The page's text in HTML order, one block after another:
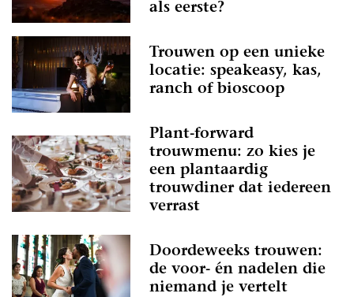
als eerste?
Trouwen op een unieke
locatie: speakeasy, kas,
ranch of bioscoop
Plant-forward
trouwmenu: zo kies je
een plantaardig
trouwdiner dat iedereen
verrast
Doordeweeks trouwen:
de voor- én nadelen die
niemand je vertelt